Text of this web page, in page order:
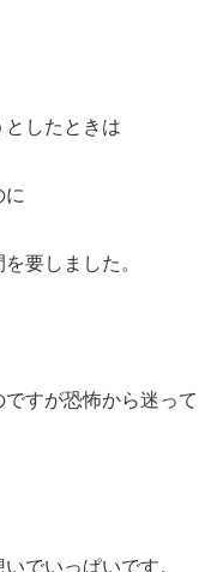
したときは
に
要しました。
すが恐怖から迷って
でいっぱいです。